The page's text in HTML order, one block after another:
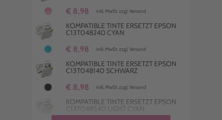
€ 8,98 inkl. MwSt. zzgl. Versand
KOMPATIBLE TINTE ERSETZT EPSON
C13T048240 CYAN
€ 8,98 inkl. MwSt. zzgl. Versand
KOMPATIBLE TINTE ERSETZT EPSON
C13T048140 SCHWARZ
€ 8,98 inkl. MwSt. zzgl. Versand
KOMPATIBLE TINTE ERSETZT EPSON
C13T048540 LIGHT CYAN